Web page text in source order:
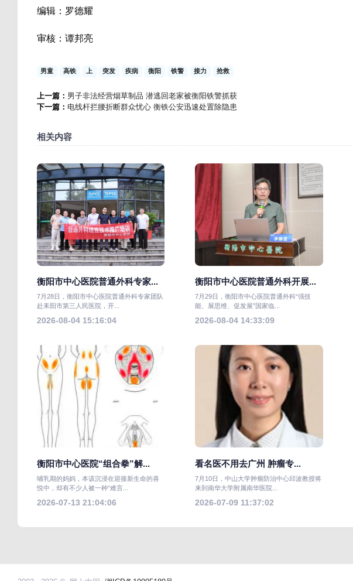
编辑：罗德耀
审核：谭邦亮
男童 高铁 上 突发 疾病 衡阳 铁警 接力 抢救
上一篇： 男子非法经营烟草制品 潜逃回老家被衡阳铁警抓获
下一篇： 电线杆拦腰折断群众忧心 衡铁公安迅速处置除隐患
相关内容
衡阳市中心医院普通外科专家...
7月28日，衡阳市中心医院普通外科专家团队
赴耒阳市第三人民医院，开...
2026-08-04 15:16:04
衡阳市中心医院普通外科开展...
7月29日，衡阳市中心医院普通外科“强技
能、展思维、促发展”国家临...
2026-08-04 14:33:09
衡阳市中心医院“组合拳”解...
哺乳期的妈妈，本该沉浸在迎接新生命的喜
悦中，却有不少人被一种“难言...
2026-07-13 21:04:06
看名医不用去广州 肿瘤专...
7月10日，中山大学肿瘤防治中心邱波教授将
来到南华大学附属南华医院...
2026-07-09 11:37:02